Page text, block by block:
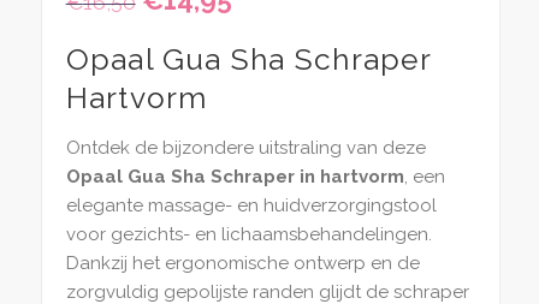
was:
€16,50.
is:
Opaal Gua Sha Schraper
Hartvorm
Ontdek de bijzondere uitstraling van deze
Opaal Gua Sha Schraper in hartvorm , een
elegante massage- en huidverzorgingstool
voor gezichts- en lichaamsbehandelingen.
Dankzij het ergonomische ontwerp en de
zorgvuldig gepolijste randen glijdt de schraper